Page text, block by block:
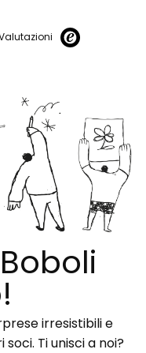
irresistibili e
Ti unisci a noi?